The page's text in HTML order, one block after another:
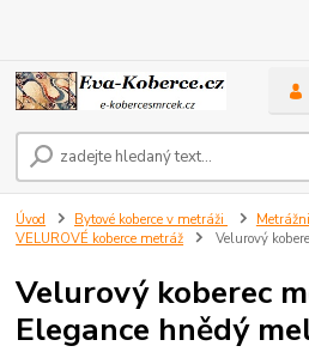
Úvod Bytové koberce v metráži
VELUROVÉ koberce metráž
Velurový
Velurový koberec
Elegance hnědý